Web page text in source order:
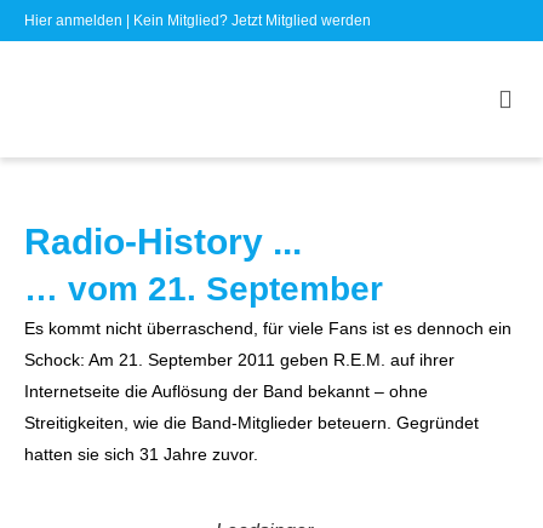
Hier anmelden | Kein Mitglied? Jetzt Mitglied werden
Radio-History ...
… vom 21. September
Es kommt nicht überraschend, für viele Fans ist es dennoch ein
Schock: Am 21. September 2011 geben R.E.M. auf ihrer
Internetseite die Auflösung der Band bekannt – ohne
Streitigkeiten, wie die Band-Mitglieder beteuern. Gegründet
hatten sie sich 31 Jahre zuvor.